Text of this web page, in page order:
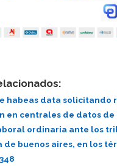
habeas data solicitando
en centrales de datos
ordinaria ante los
de buenos aires, en los